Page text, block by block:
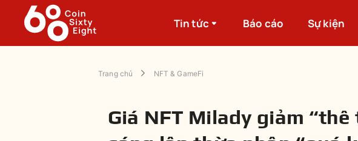
Tin tức Báo cáo Sự kiện
Trang chủ NFT & GameFi
Giá NFT Milady giảm “thê